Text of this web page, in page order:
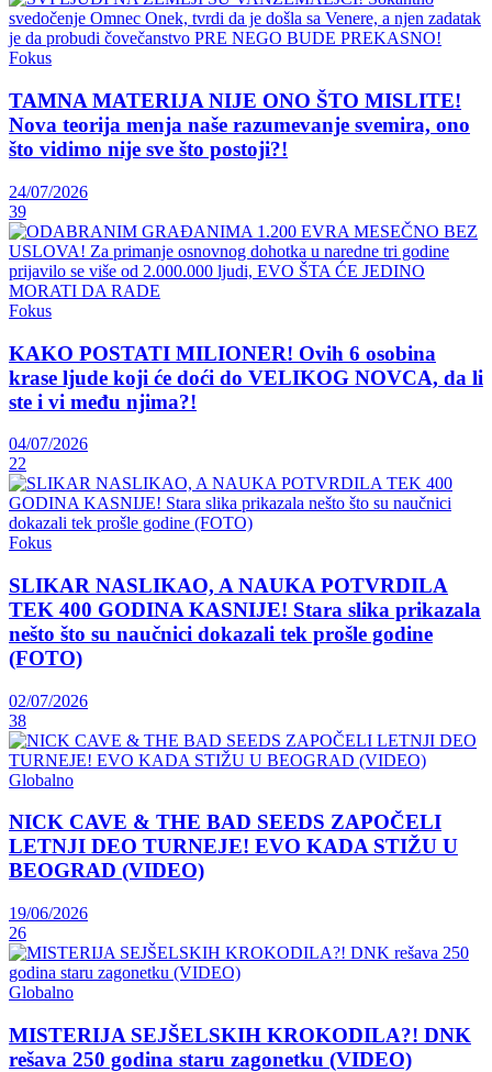
Fokus
TAMNA MATERIJA NIJE ONO ŠTO MISLITE!
Nova teorija menja naše razumevanje svemira, ono
što vidimo nije sve što postoji?!
24/07/2026
39
Fokus
KAKO POSTATI MILIONER! Ovih 6 osobina
krase ljude koji će doći do VELIKOG NOVCA, da li
ste i vi među njima?!
04/07/2026
22
Fokus
SLIKAR NASLIKAO, A NAUKA POTVRDILA
TEK 400 GODINA KASNIJE! Stara slika prikazala
nešto što su naučnici dokazali tek prošle godine
(FOTO)
02/07/2026
38
Globalno
NICK CAVE & THE BAD SEEDS ZAPOČELI
LETNJI DEO TURNEJE! EVO KADA STIŽU U
BEOGRAD (VIDEO)
19/06/2026
26
Globalno
MISTERIJA SEJŠELSKIH KROKODILA?! DNK
rešava 250 godina staru zagonetku (VIDEO)